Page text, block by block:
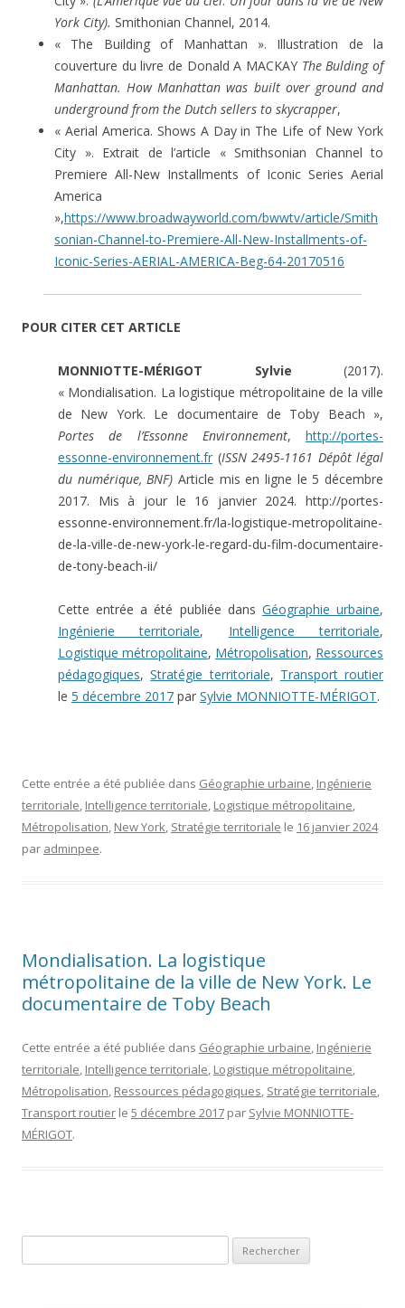
York City). Smithonian Channel, 2014.
« The Building of Manhattan ». Illustration de la
couverture du livre de Donald A MACKAY The Bulding of
Manhattan. How Manhattan was built over ground and
underground from the Dutch sellers to skycrapper,
« Aerial America. Shows A Day in The Life of New York
City ». Extrait de l’article « Smithsonian Channel to
Premiere All-New Installments of Iconic Series Aerial
America
»,https://www.broadwayworld.com/bwwtv/article/Smith
sonian-Channel-to-Premiere-All-New-Installments-of-
Iconic-Series-AERIAL-AMERICA-Beg-64-20170516
POUR CITER CET ARTICLE
MONNIOTTE-MÉRIGOT Sylvie (2017).
« Mondialisation. La logistique métropolitaine de la ville
de New York. Le documentaire de Toby Beach »,
Portes de l’Essonne Environnement, http://portes-
essonne-environnement.fr (ISSN 2495-1161 Dépôt légal
du numérique, BNF) Article mis en ligne le 5 décembre
2017. Mis à jour le 16 janvier 2024. http://portes-
essonne-environnement.fr/la-logistique-metropolitaine-
de-la-ville-de-new-york-le-regard-du-film-documentaire-
de-tony-beach-ii/
Cette entrée a été publiée dans Géographie urbaine,
Ingénierie territoriale, Intelligence territoriale,
Logistique métropolitaine, Métropolisation, Ressources
pédagogiques,Stratégie territoriale, Transport routier
le 5 décembre 2017 par Sylvie MONNIOTTE-MÉRIGOT.
Cette entrée a été publiée dans Géographie urbaine, Ingénierie
territoriale, Intelligence territoriale, Logistique métropolitaine,
Métropolisation, New York, Stratégie territoriale le 16 janvier 2024
par adminpee.
Mondialisation. La logistique
métropolitaine de la ville de New York. Le
documentaire de Toby Beach
Cette entrée a été publiée dans Géographie urbaine, Ingénierie
territoriale, Intelligence territoriale, Logistique métropolitaine,
Métropolisation, Ressources pédagogiques, Stratégie territoriale,
Transport routier le 5 décembre 2017 par Sylvie MONNIOTTE-
MÉRIGOT.